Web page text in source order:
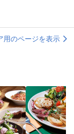
用のページを表示